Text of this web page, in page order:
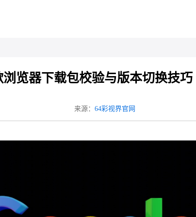
浏览器下载包校验与版本切换技巧
来源： 64彩视界官网